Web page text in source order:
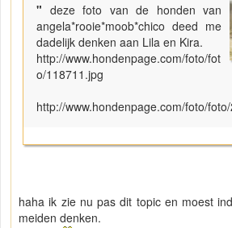
" deze foto van de honden van
angela*rooie*moob*chico deed me
dadelijk denken aan Lila en Kira.
http://www.hondenpage.com/foto/fot
o/118711.jpg
http://www.hondenpage.com/foto/
haha ik zie nu pas dit topic en moest
meiden denken.